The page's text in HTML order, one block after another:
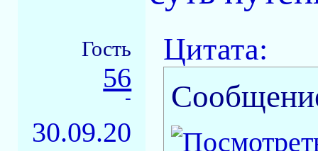
Гость
56
-
30.09.20
Цитата: